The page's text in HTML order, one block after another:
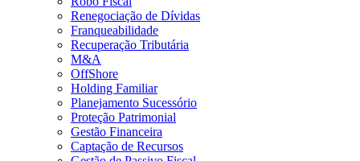
Renegociação de Dívidas
Franqueabilidade
Recuperação Tributária
M&A
OffShore
Holding Familiar
Planejamento Sucessório
Proteção Patrimonial
Gestão Financeira
Captação de Recursos